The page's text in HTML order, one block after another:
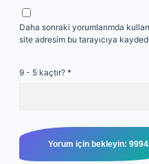
Daha sonraki yorumlarımda
site adresim bu tarayıcıya
9 - 5 kaçtır? *